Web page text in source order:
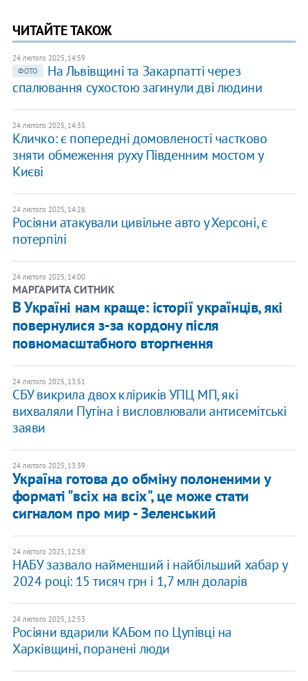
ЧИТАЙТЕ ТАКОЖ
24 лютого 2025, 14:59
ФОТО
На Львівщині та Закарпатті через
спалювання сухостою загинули дві людини
24 лютого 2025, 14:35
​Кличко: є попередні домовленості частково
зняти обмеження руху Південним мостом у
Києві
24 лютого 2025, 14:26
Росіяни атакували цивільне авто у Херсоні, є
потерпілі
24 лютого 2025, 14:00
​МАРГАРИТА СИТНИК
В Україні нам краще: історії українців, які
повернулися з-за кордону після
повномасштабного вторгнення
24 лютого 2025, 13:51
​СБУ викрила двох кліриків УПЦ МП, які
вихваляли Путіна і висловлювали антисемітські
заяви
24 лютого 2025, 13:39
​Україна готова до обміну полоненими у
форматі "всіх на всіх", це може стати
сигналом про мир - Зеленський
24 лютого 2025, 12:58
НАБУ зазвало найменший і найбільший хабар у
2024 році: 15 тисяч грн і 1,7 млн доларів
24 лютого 2025, 12:53
Росіяни вдарили КАБом по Цупівці на
Харківщині, поранені люди